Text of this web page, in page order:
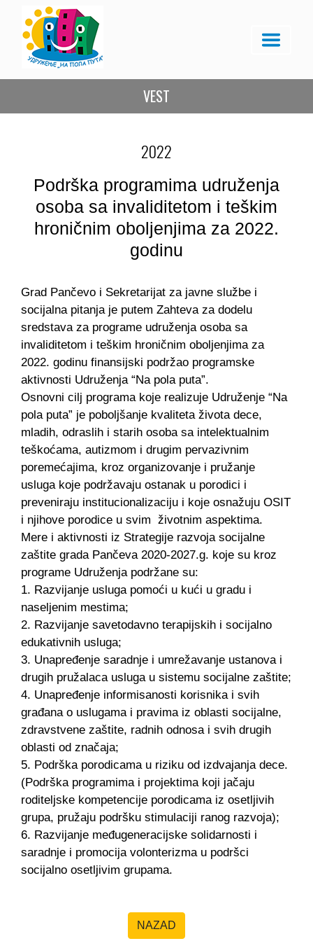
VEST
2022
Podrška programima udruženja
osoba sa invaliditetom i teškim
hroničnim oboljenjima za 2022.
godinu
Grad Pančevo i Sekretarijat za javne službe i
socijalna pitanja je putem Zahteva za dodelu
sredstava za programe udruženja osoba sa
invaliditetom i teškim hroničnim oboljenjima za
2022. godinu finansijski podržao programske
aktivnosti Udruženja “Na pola puta”.
Osnovni cilj programa koje realizuje Udruženje “Na
pola puta” je poboljšanje kvaliteta života dece,
mladih, odraslih i starih osoba sa intelektualnim
teškoćama, autizmom i drugim pervazivnim
poremećajima, kroz organizovanje i pružanje
usluga koje podržavaju ostanak u porodici i
preveniraju institucionalizaciju i koje osnažuju OSIT
i njihove porodice u svim životnim aspektima.
Mere i aktivnosti iz Strategije razvoja socijalne
zaštite grada Pančeva 2020-2027.g. koje su kroz
programe Udruženja podržane su:
1. Razvijanje usluga pomoći u kući u gradu i
naseljenim mestima;
2. Razvijanje savetodavno terapijskih i socijalno
edukativnih usluga;
3. Unapređenje saradnje i umrežavanje ustanova i
drugih pružalaca usluga u sistemu socijalne zaštite;
4. Unapređenje informisanosti korisnika i svih
građana o uslugama i pravima iz oblasti socijalne,
zdravstvene zaštite, radnih odnosa i svih drugih
oblasti od značaja;
5. Podrška porodicama u riziku od izdvajanja dece.
(Podrška programima i projektima koji jačaju
roditeljske kompetencije porodicama iz osetljivih
grupa, pružaju podršku stimulaciji ranog razvoja);
6. Razvijanje međugeneracijske solidarnosti i
saradnje i promocija volonterizma u podršci
socijalno osetljivim grupama.
NAZAD